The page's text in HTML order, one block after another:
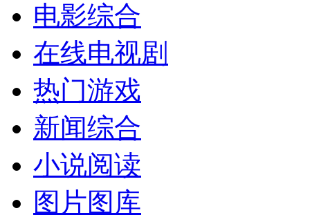
电影综合
在线电视剧
热门游戏
新闻综合
小说阅读
图片图库